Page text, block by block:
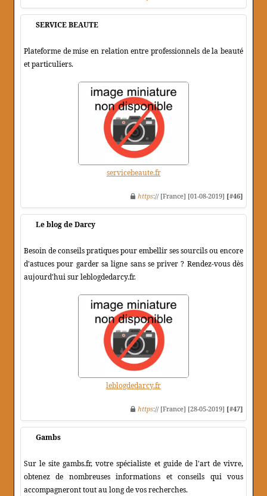
SERVICE BEAUTE
Plateforme de mise en relation entre professionnels de la beauté
et particuliers.
servicebeaute.fr
https:// [France] [01-08-2019] [#46]
Le blog de Darcy
Besoin de conseils pratiques pour embellir ses sourcils ou encore
d'astuces pour garder sa ligne sans se priver ? Rendez-vous dès
aujourd'hui sur leblogdedarcy.fr.
leblogdedarcy.fr
https:// [France] [28-05-2019] [#47]
Gambs
Sur le site gambs.fr, votre spécialiste et guide de l'art de vivre,
obtenez de nombreuses informations et conseils qui vous
accompagneront tout au long de vos recherches.